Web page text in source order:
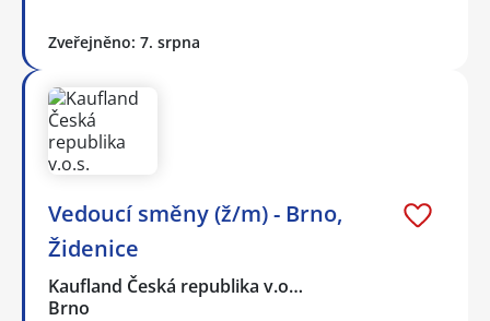
Zveřejněno: 7. srpna
Vedoucí směny (ž/m) - Brno,
Židenice
Kaufland Česká republika v.o…
Brno